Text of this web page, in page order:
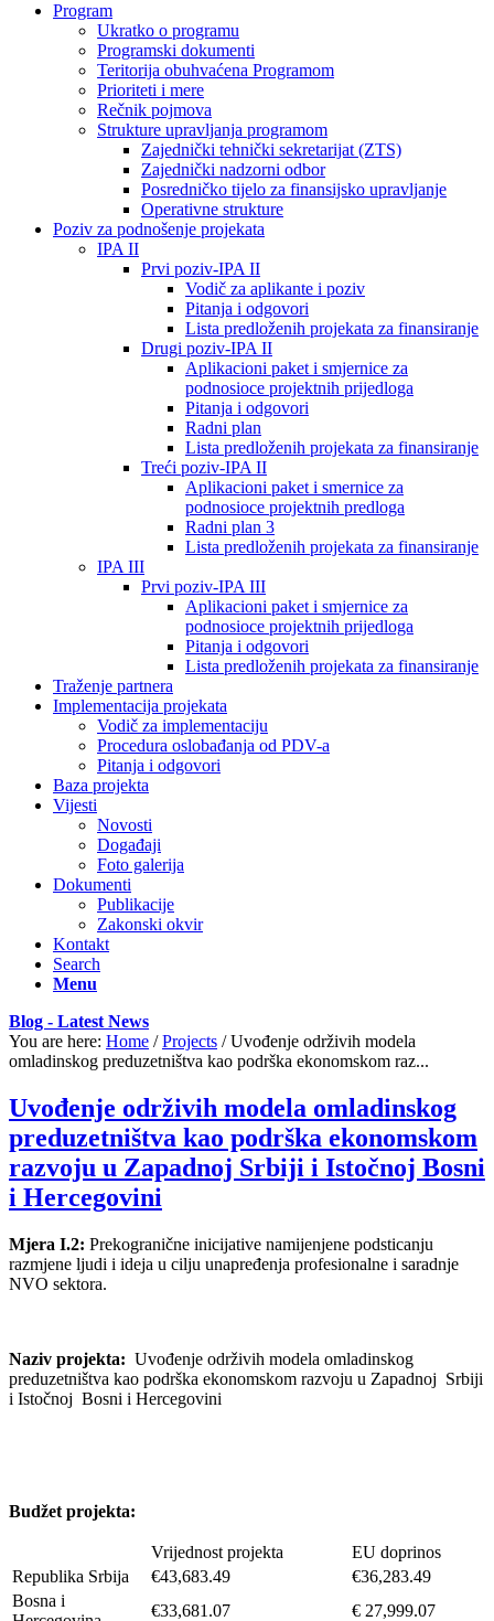
Program
Ukratko o programu
Programski dokumenti
Teritorija obuhvaćena Programom
Prioriteti i mere
Rečnik pojmova
Strukture upravljanja programom
Zajednički tehnički sekretarijat (ZTS)
Zajednički nadzorni odbor
Posredničko tijelo za finansijsko upravljanje
Operativne strukture
Poziv za podnošenje projekata
IPA II
Prvi poziv-IPA II
Vodič za aplikante i poziv
Pitanja i odgovori
Lista predloženih projekata za finansiranje
Drugi poziv-IPA II
Aplikacioni paket i smjernice za
podnosioce projektnih prijedloga
Pitanja i odgovori
Radni plan
Lista predloženih projekata za finansiranje
Treći poziv-IPA II
Aplikacioni paket i smernice za
podnosioce projektnih predloga
Radni plan 3
Lista predloženih projekata za finansiranje
IPA III
Prvi poziv-IPA III
Aplikacioni paket i smjernice za
podnosioce projektnih prijedloga
Pitanja i odgovori
Lista predloženih projekata za finansiranje
Traženje partnera
Implementacija projekata
Vodič za implementaciju
Procedura oslobađanja od PDV-a
Pitanja i odgovori
Baza projekta
Vijesti
Novosti
Događaji
Foto galerija
Dokumenti
Publikacije
Zakonski okvir
Kontakt
Search
Menu
Blog - Latest News
You are here: Home / Projects / Uvođenje održivih modela
omladinskog preduzetništva kao podrška ekonomskom raz...
Uvođenje održivih modela omladinskog
preduzetništva kao podrška ekonomskom
razvoju u Zapadnoj Srbiji i Istočnoj Bosni
i Hercegovini
Mjera I.2: Prekogranične inicijative namijenjene podsticanju
razmjene ljudi i ideja u cilju unapređenja profesionalne i saradnje
NVO sektora.
Naziv projekta: Uvođenje održivih modela omladinskog
preduzetništva kao podrška ekonomskom razvoju u Zapadnoj Srbiji
i Istočnoj Bosni i Hercegovini
Budžet projekta:
Vrijednost projekta
EU doprinos
Republika Srbija
€43,683.49
€36,283.49
Bosna i
€33,681.07 € 27,999.07